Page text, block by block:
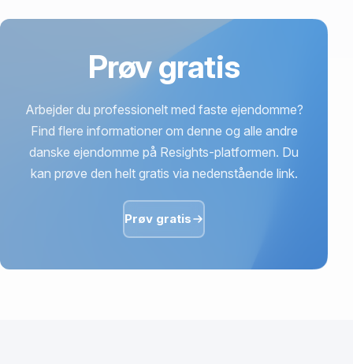
Prøv gratis
Arbejder du professionelt med faste ejendomme?
Find flere informationer om denne og alle andre
danske ejendomme på Resights-platformen. Du
kan prøve den helt gratis via nedenstående link.
Prøv gratis